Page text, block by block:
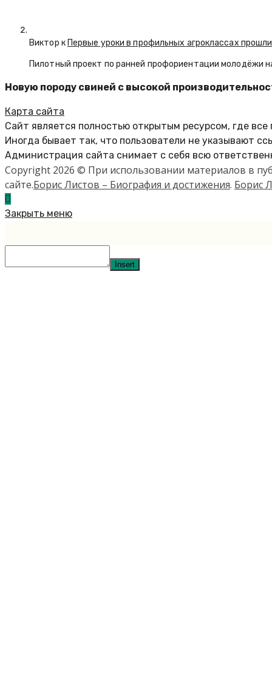
Виктор кПервые уроки в профильных агроклассах
Пилотный проект по ранней профориентации молодёжи
Новую породу свиней с высокой
Карта сайта
Сайт является полностью открытым ресурсом, где
Иногда бывает так, что пользователи не указывают
Администрация сайта снимает с себя всю
Copyright 2026 © При использовании материалов в
сайте.Борис Листов – Биография и достижения. Борис
Закрыть меню
Insert